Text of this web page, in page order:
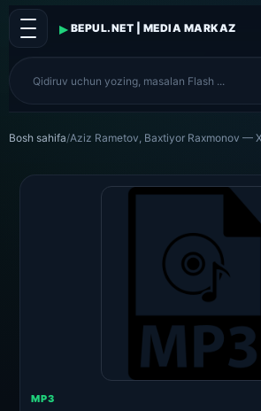
▸ BEPUL.NET | MEDIA MARKAZ
Bosh sahifa/Aziz Rametov, Baxtiyor Raxmonov —
MP3